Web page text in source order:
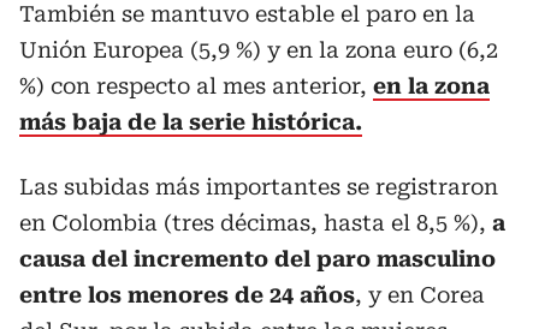
También se mantuvo estable el paro en la
Unión Europea (5,9 %) y en la zona euro (6,2
%) con respecto al mes anterior, en la zona
más baja de la serie histórica.
Las subidas más importantes se registraron
en Colombia (tres décimas, hasta el 8,5 %), a
causa del incremento del paro masculino
entre los menores de 24 años, y en Corea